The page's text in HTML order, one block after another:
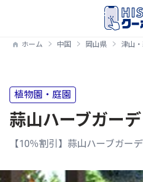
ホーム 中国 岡山県 津山
植物園・庭園
蒜山ハーブガー
【10％割引】蒜山ハーブガー